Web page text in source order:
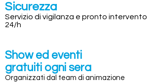
Sicurezza
Servizio di vigilanza e pronto intervento
24/h
Show ed eventi
gratuiti ogni sera
Organizzati dal team di animazione